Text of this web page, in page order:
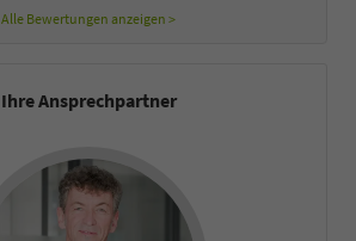
Alle Bewertungen anzeigen >
Ihre Ansprechpartner